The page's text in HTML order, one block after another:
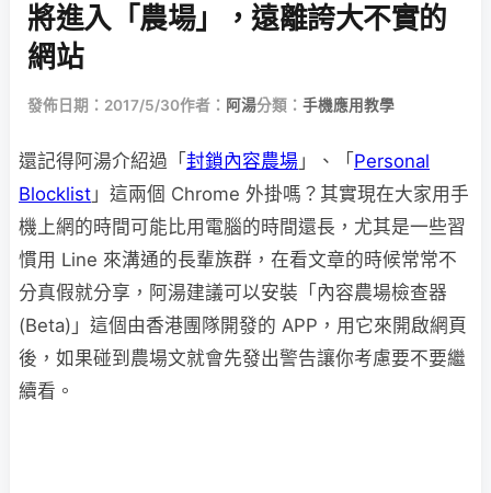
將進入「農場」，遠離誇大不實的
網站
發佈日期：2017/5/30作者： 阿湯分類： 手機應用教學
還記得阿湯介紹過「 封鎖內容農場 」、「 Personal
Blocklist 」這兩個 Chrome 外掛嗎？其實現在大家用手
機上網的時間可能比用電腦的時間還長，尤其是一些習
慣用 Line 來溝通的長輩族群，在看文章的時候常常不
分真假就分享，阿湯建議可以安裝「內容農場檢查器
(Beta)」這個由香港團隊開發的 APP，用它來開啟網頁
後，如果碰到農場文就會先發出警告讓你考慮要不要繼
續看。